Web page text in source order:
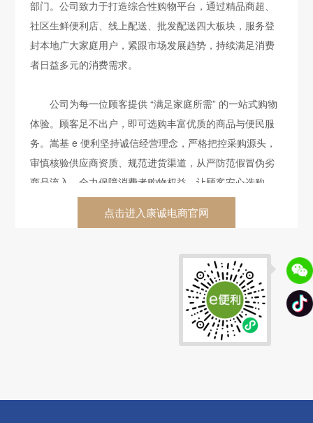
部门。公司致力于打造综合性购物平台，通过精品商超、
社区生鲜便利店、线上配送、批发配送四大板块，服务登
封本地广大家庭用户，紧跟市场发展趋势，持续满足消费
者日益多元的消费需求。
公司为每一位顾客提供 “满足家庭所需” 的一站式购物
体验。顾客足不出户，即可选购丰富优质的商品与便民服
务。嵩基 e 便利坚持诚信经营理念，严格把控采购源头，
审慎核验供应商资质、规范进货渠道，从严防范假冒伪劣
商品流入，全力保障消费者购物权益，让顾客安心选购。
嵩基 e 便利奉行创新、合作、担当、利他的价值观，致力
于成为消费者信赖认可的本土生活服务企业。
点击进入康诚电商官网